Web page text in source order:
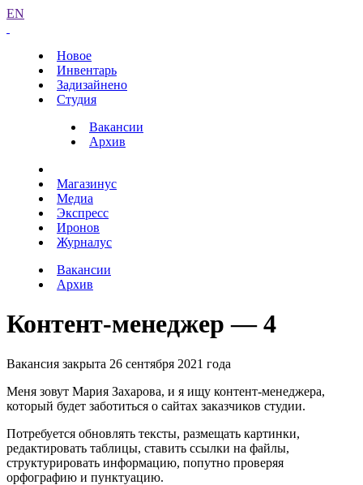
EN
Новое
Инвентарь
Задизайнено
Студия
Вакансии
Архив
Магазинус
Медиа
Экспресс
Иронов
Журналус
Вакансии
Архив
Контент-менеджер — 4
Вакансия закрыта 26 сентября 2021 года
Меня зовут Мария Захарова, и я ищу контент-менеджера,
который будет заботиться о сайтах заказчиков студии.
Потребуется обновлять тексты, размещать картинки,
редактировать таблицы, ставить ссылки на файлы,
структурировать информацию, попутно проверяя
орфографию и пунктуацию.